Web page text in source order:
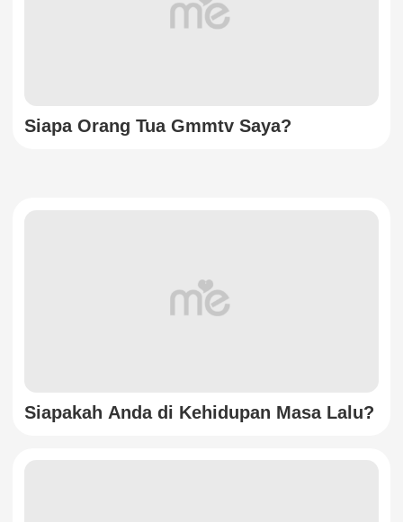
Siapa Orang Tua Gmmtv Saya?
Siapakah Anda di Kehidupan Masa Lalu?